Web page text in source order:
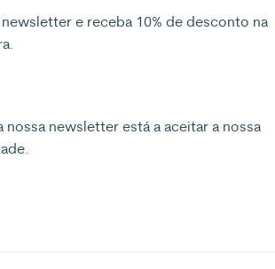
e receba 10% de desconto na
nossa newsletter está a aceitar a nossa
.